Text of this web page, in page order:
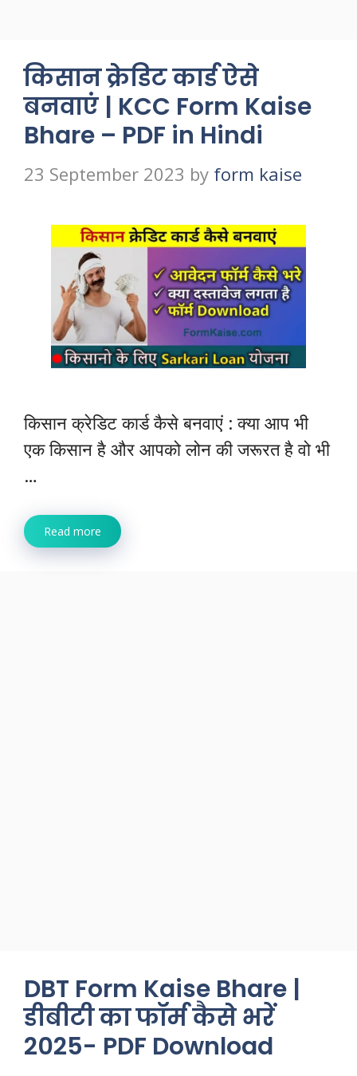
किसान क्रेडिट कार्ड ऐसे
बनवाएं | KCC Form Kaise
Bhare – PDF in Hindi
23 September 2023 by form kaise
किसान क्रेडिट कार्ड कैसे बनवाएं : क्या आप भी
एक किसान है और आपको लोन की जरूरत है वो भी
…
Read more
DBT Form Kaise Bhare |
डीबीटी का फॉर्म कैसे भरें
2025- PDF Download